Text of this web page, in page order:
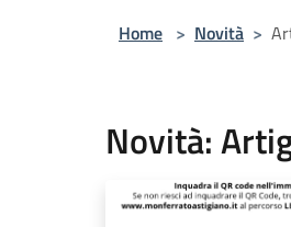
Home > Novità >
Novità: